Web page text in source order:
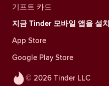
© 2026 Tinder LLC
기프트 카드
지금 Tinder 모바일 앱을 설
App Store
Google Play Store